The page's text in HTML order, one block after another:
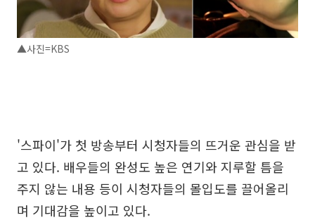
▲사진=KBS
'스파이'가 첫 방송부터 시청자들의 뜨거운 관심을 받
고 있다. 배우들의 완성도 높은 연기와 지루할 틈을
주지 않는 내용 등이 시청자들의 몰입도를 끌어올리
며 기대감을 높이고 있다.